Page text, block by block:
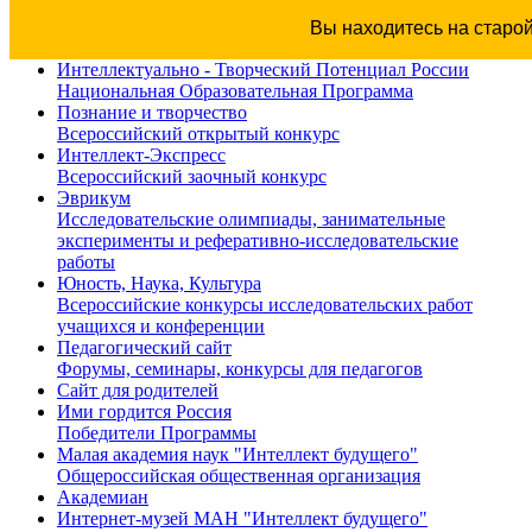
Вы находитесь на
Интеллектуально - Творческий Потенциал России
Национальная Образовательная Программа
Познание и творчество
Всероссийский открытый конкурс
Интеллект-Экспресс
Всероссийский заочный конкурс
Эврикум
Исследовательские олимпиады, занимательные
эксперименты и реферативно-исследовательские
работы
Юность, Наука, Культура
Всероссийские конкурсы исследовательских работ
учащихся и конференции
Педагогический сайт
Форумы, семинары, конкурсы для педагогов
Сайт для родителей
Ими гордится Россия
Победители Программы
Малая академия наук "Интеллект будущего"
Общероссийская общественная организация
Академиан
Интернет-музей МАН "Интеллект будущего"